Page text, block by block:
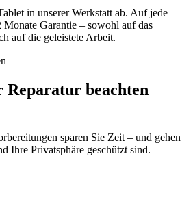
in unserer Werkstatt ab. Auf jede
Monate Garantie – sowohl auf das
auf die geleistete Arbeit.
Reparatur beachten
sparen Sie Zeit – und gehen
Ihre Privatsphäre geschützt sind.